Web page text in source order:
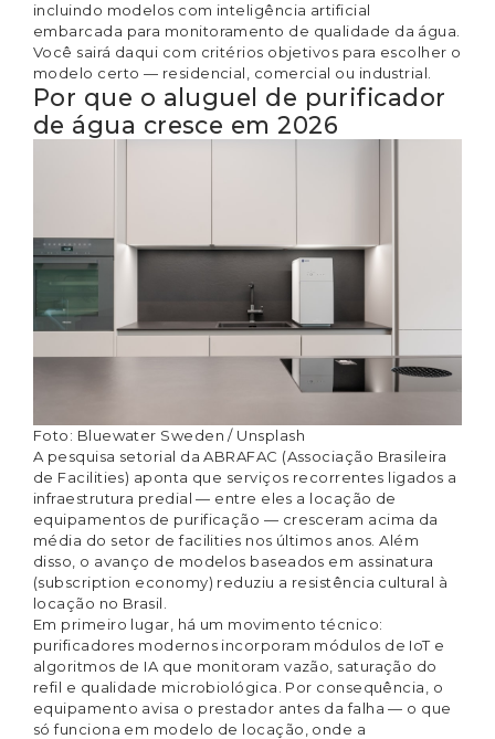
incluindo modelos com inteligência artificial
embarcada para monitoramento de qualidade da água.
Você sairá daqui com critérios objetivos para escolher o
modelo certo — residencial, comercial ou industrial.
Por que o aluguel de purificador
de água cresce em 2026
Foto: Bluewater Sweden / Unsplash
A pesquisa setorial da ABRAFAC (Associação Brasileira
de Facilities) aponta que serviços recorrentes ligados a
infraestrutura predial — entre eles a locação de
equipamentos de purificação — cresceram acima da
média do setor de facilities nos últimos anos. Além
disso, o avanço de modelos baseados em assinatura
(subscription economy) reduziu a resistência cultural à
locação no Brasil.
Em primeiro lugar, há um movimento técnico:
purificadores modernos incorporam módulos de IoT e
algoritmos de IA que monitoram vazão, saturação do
refil e qualidade microbiológica. Por consequência, o
equipamento avisa o prestador antes da falha — o que
só funciona em modelo de locação, onde a